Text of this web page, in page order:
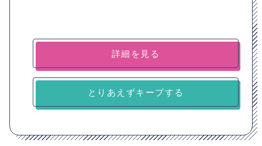
詳細を見る
とりあえずキープする